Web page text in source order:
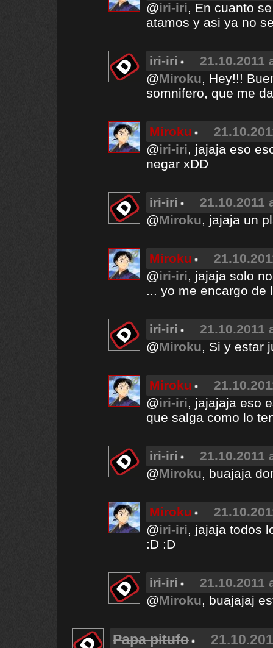
@iri-iri, En cuanto
atamos y asi ya no
iri-iri
21.10.2011
@Miroku, Hey!!!
somnifero, que me
Miroku
@iri-iri, jajaja eso
negar xDD
iri-iri
21.10.2011
@Miroku, jajaja un
Miroku
@iri-iri, jajaja solo
... yo me encargo de
iri-iri
21.10.2011
@Miroku, Si y estar
Miroku
@iri-iri, jajajaja eso
que salga como lo
iri-iri
21.10.2011
@Miroku, buajaja
Miroku
@iri-iri, jajaja todos
:D :D
iri-iri
21.10.2011
@Miroku, buajajaj
Papa pitufo